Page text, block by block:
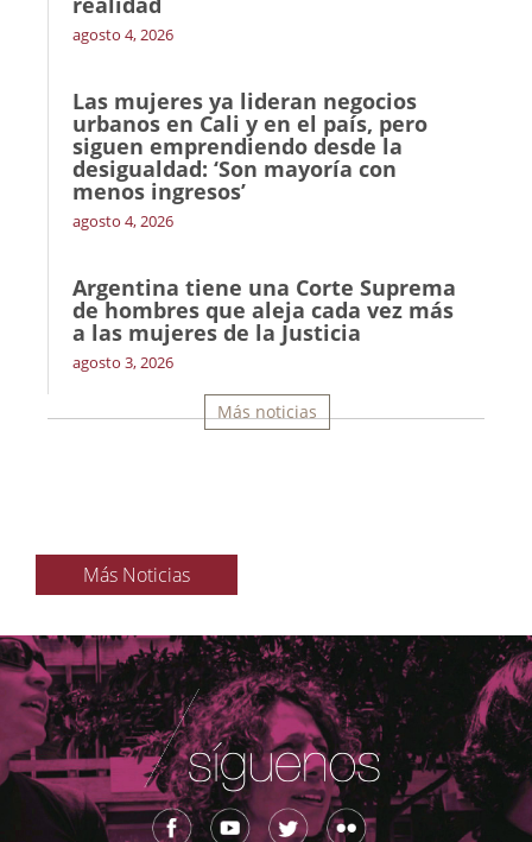
agosto 4, 2026
Las mujeres ya lideran negocios
urbanos en Cali y en el país, pero
siguen emprendiendo desde la
desigualdad: ‘Son mayoría con
menos ingresos’
agosto 4, 2026
Argentina tiene una Corte Suprema
de hombres que aleja cada vez más
a las mujeres de la Justicia
agosto 3, 2026
Más noticias
Más Noticias